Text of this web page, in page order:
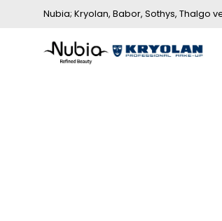
Nubia; Kryolan, Babor, Sothys, Thalgo